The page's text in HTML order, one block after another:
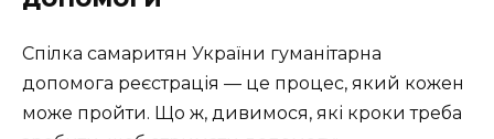
Спілка самаритян України гуманітарна
допомога реєстрація — це процес, який кожен
може пройти. Що ж, дивимося, які кроки треба